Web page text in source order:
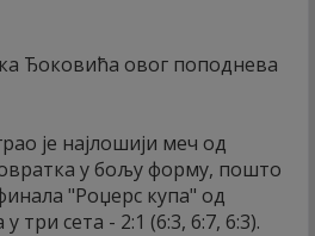
Ђоковића овог поподнева
је најлошији меч од
у бољу форму, пошто
"Роџерс купа" од
три сета - 2:1 (6:3, 6:7, 6:3).